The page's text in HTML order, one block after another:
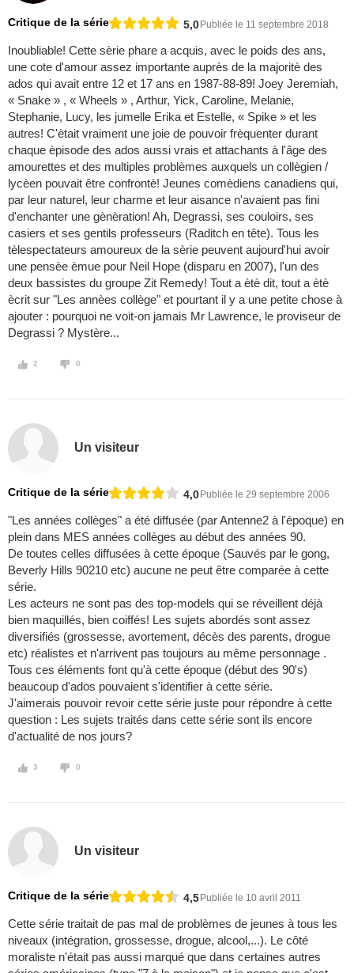
Critique de la série 5,0 Publiée le 11 septembre 2018
Inoubliable! Cette sèrie phare a acquis, avec le poids des ans,
une cote d'amour assez importante auprès de la majoritè des
ados qui avait entre 12 et 17 ans en 1987-88-89! Joey Jeremiah,
« Snake » , « Wheels » , Arthur, Yick, Caroline, Melanie,
Stephanie, Lucy, les jumelle Erika et Estelle, « Spike » et les
autres! C'ètait vraiment une joie de pouvoir frèquenter durant
chaque èpisode des ados aussi vrais et attachants à l'âge des
amourettes et des multiples problèmes auxquels un collègien /
lycèen pouvait être confrontè! Jeunes comèdiens canadiens qui,
par leur naturel, leur charme et leur aisance n'avaient pas fini
d'enchanter une gènèration! Ah, Degrassi, ses couloirs, ses
casiers et ses gentils professeurs (Raditch en tête). Tous les
tèlespectateurs amoureux de la sèrie peuvent aujourd'hui avoir
une pensèe èmue pour Neil Hope (disparu en 2007), l'un des
deux bassistes du groupe Zit Remedy! Tout a ètè dit, tout a ètè
ècrit sur "Les annèes collège" et pourtant il y a une petite chose à
ajouter : pourquoi ne voit-on jamais Mr Lawrence, le proviseur de
Degrassi ? Mystère...
2 0
Un visiteur
Critique de la série 4,0 Publiée le 29 septembre 2006
"Les années collèges" a été diffusée (par Antenne2 à l'époque) en
plein dans MES années collèges au début des années 90.
De toutes celles diffusées à cette époque (Sauvés par le gong,
Beverly Hills 90210 etc) aucune ne peut être comparée à cette
série.
Les acteurs ne sont pas des top-models qui se réveillent déjà
bien maquillés, bien coiffés! Les sujets abordés sont assez
diversifiés (grossesse, avortement, décès des parents, drogue
etc) réalistes et n'arrivent pas toujours au même personnage .
Tous ces éléments font qu'à cette époque (début des 90's)
beaucoup d'ados pouvaient s'identifier à cette série.
J'aimerais pouvoir revoir cette série juste pour répondre à cette
question : Les sujets traités dans cette série sont ils encore
d'actualité de nos jours?
3 0
Un visiteur
Critique de la série 4,5 Publiée le 10 avril 2011
Cette série traitait de pas mal de problèmes de jeunes à tous les
niveaux (intégration, grossesse, drogue, alcool,...). Le côté
moraliste n'était pas aussi marqué que dans certaines autres